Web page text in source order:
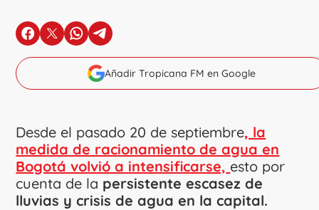
en Facebook
en Xen Whatsapp
en Telegram
Añadir Tropicana FM en Google
Desde el pasado 20 de septiembre, la
medida de racionamiento de agua en
Bogotá volvió a intensificarse, esto por
cuenta de la persistente escasez de
lluvias y crisis de agua en la capital.